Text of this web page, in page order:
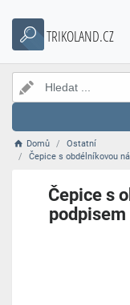
TRIKOLAND.CZ
Domů
Ostatní
Čepice s obdélníkovou
Čepice s